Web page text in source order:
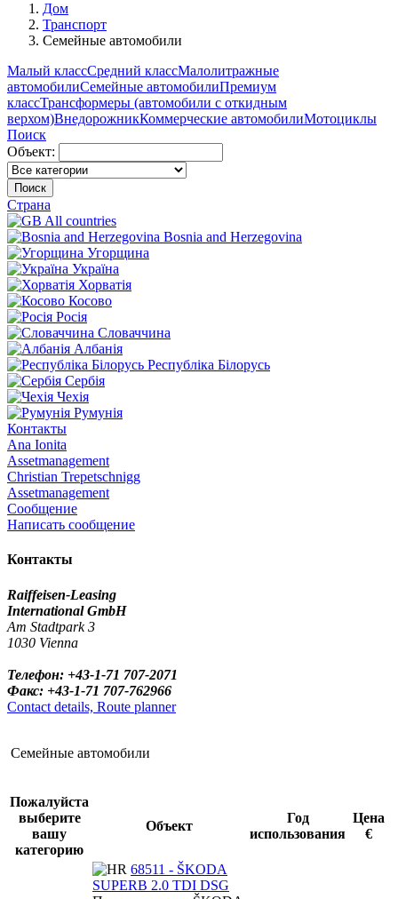
Дом
Транспорт
Семейные автомобили
Малый классСредний классМалолитражные
автомобилиСемейные автомобилиПремиум
классТрансформеры (автомобили с откидным
верхом)ВнедорожникКоммерческие автомобилиМотоциклы
Поиск
Объект:
Поиск
Страна
All countries
Bosnia and Herzegovina
Угорщина
Україна
Хорватія
Косово
Росія
Словаччина
Албанія
Республіка Білорусь
Сербія
Чехія
Румунія
Контакты
Ana Ionita
Assetmanagement
Christian Trepetschnigg
Assetmanagement
Сообщение
Написать сообщение
Контакты
Raiffeisen-Leasing
International GmbH
Am Stadtpark 3
1030 Vienna
Телефон: +43-1-71 707-2071
Факс: +43-1-71 707-762966
Contact details, Route planner
Семейные автомобили
Пожалуйста
выберите
вашу
категорию
Объект
Год
использования
Цена
€
68511 - ŠKODA
SUPERB 2.0 TDI DSG